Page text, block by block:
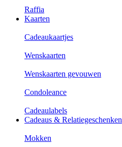
Raffia
Kaarten
Cadeaukaartjes
Wenskaarten
Wenskaarten gevouwen
Condoleance
Cadeaulabels
Cadeaus & Relatiegeschenken
Mokken